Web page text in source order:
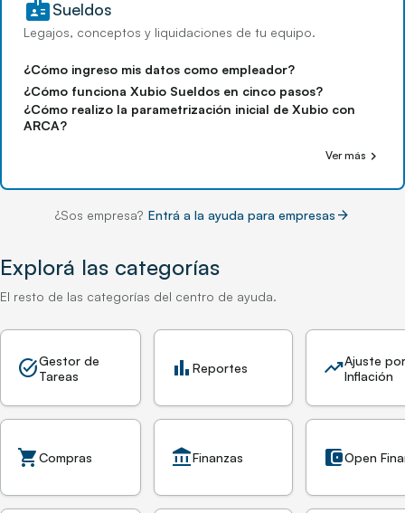
badgeSueldos
Legajos, conceptos y liquidaciones de tu equipo.
¿Cómo ingreso mis datos como empleador?
¿Cómo funciona Xubio Sueldos en cinco pasos?
¿Cómo realizo la parametrización inicial de Xubio con
ARCA?
Ver más chevron_right
¿Sos empresa? Entrá a la ayuda para empresas arrow_forward
Explorá las categorías
El resto de las categorías del centro de ayuda.
task_altGestor de
Tareas
bar_chart Reportes trending_upAjuste por
Inflación
shopping_cartCompras account_balanceFinanzas account_balance_walletOpen